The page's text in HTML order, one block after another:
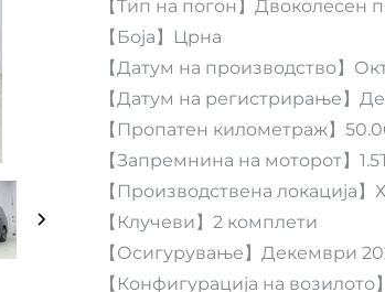
【Тип на погон】Двоколесен
【Боја】Црна
【Датум на производство】
【Датум на регистрирање】
【Пропатен километраж】
【Запремнина на моторот】
【Производствена локација】
【Клучеви】2 комплети
【Осигурување】Декември
【Конфигурација на